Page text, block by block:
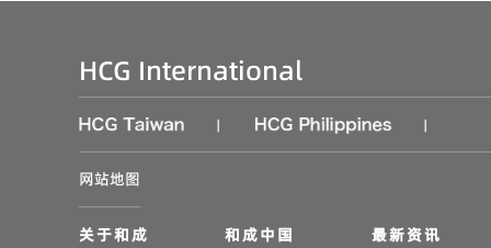
HCG International
| |
网站地图
关于和成 和成中国 最新资讯